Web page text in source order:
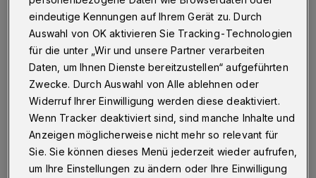
Wuppertal·Am Dienstag (23. Juni 2020) schlugen
gegen 16.15 Uhr zwei Männer einen 22-Jährigen am
Berliner Platz nieder. Der junge Mann erlitt dadurch
Verletzungen unter anderem am Kopf.
24.06.2020 , 13:03 Uhr Eine Minute Lesezeit
eindeutige Kennungen auf Ihrem Gerät zu. Durch
Auswahl von OK aktivieren Sie Tracking-Technologien
für die unter „Wir und unsere Partner verarbeiten
Daten, um Ihnen Dienste bereitzustellen“ aufgeführten
Zwecke. Durch Auswahl von Alle ablehnen oder
Widerruf Ihrer Einwilligung werden diese deaktiviert.
Wenn Tracker deaktiviert sind, sind manche Inhalte und
Anzeigen möglicherweise nicht mehr so relevant für
Sie. Sie können dieses Menü jederzeit wieder aufrufen,
um Ihre Einstellungen zu ändern oder Ihre Einwilligung